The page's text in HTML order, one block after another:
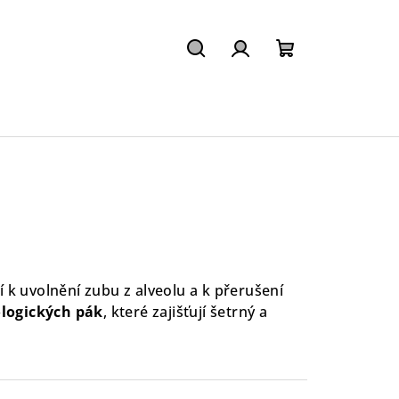
k uvolnění zubu z alveolu a k přerušení
pák, které zajišťují šetrný a